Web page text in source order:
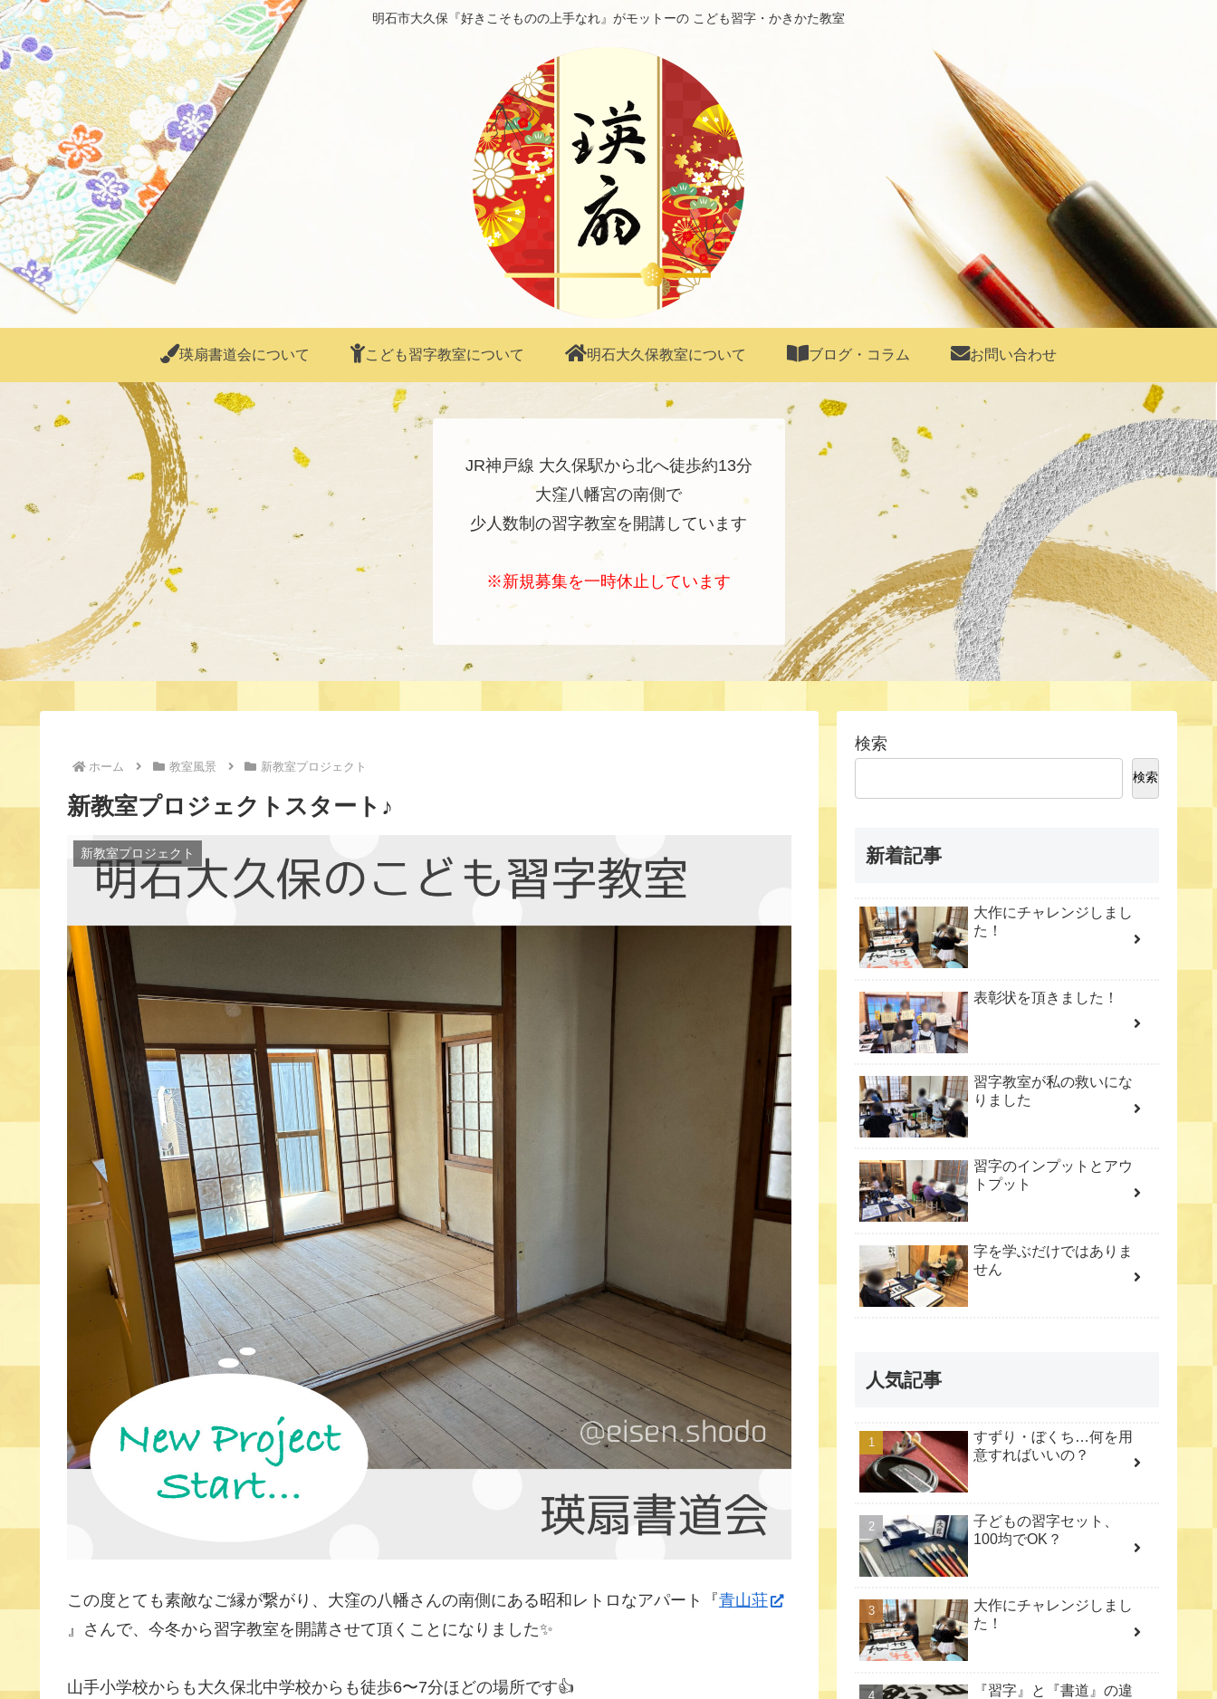
明石市大久保『好きこそものの上手なれ』がモットーの こども習字・かきかた教室
瑛扇書道会について こども習字教室について 明石大久保教室について ブログ・コラム お問い合わせ
JR神戸線 大久保駅から北へ徒歩約13分
大窪八幡宮の南側で
少人数制の習字教室を開講しています
※新規募集を一時休止しています
ホーム 教室風景 新教室プロジェクト
新教室プロジェクトスタート♪
新教室プロジェクト
この度とても素敵なご縁が繋がり、大窪の八幡さんの南側にある昭和レトロなアパート『青山荘
』さんで、今冬から習字教室を開講させて頂くことになりました✨
山手小学校からも大久保北中学校からも徒歩6〜7分ほどの場所です👍
検索
検索
新着記事
大作にチャレンジしまし
た！
表彰状を頂きました！
習字教室が私の救いにな
りました
習字のインプットとアウ
トプット
字を学ぶだけではありま
せん
人気記事
すずり・ぼくち…何を用
意すればいいの？
子どもの習字セット、
100均でOK？
大作にチャレンジしまし
た！
『習字』と『書道』の違